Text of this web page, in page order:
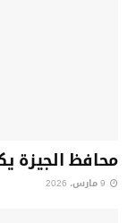
محافظ الجيزة